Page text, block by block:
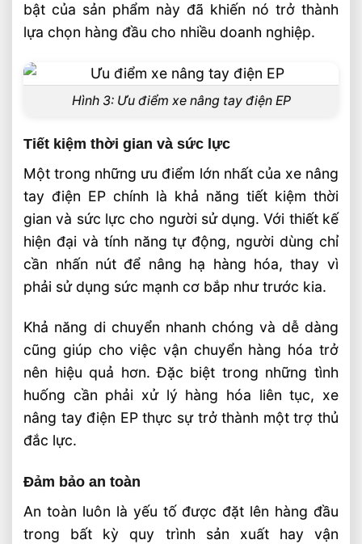
bật của sản phẩm này đã khiến nó trở thành
lựa chọn hàng đầu cho nhiều doanh nghiệp.
Hình 3: Ưu điểm xe nâng tay điện EP
Tiết kiệm thời gian và sức lực
Một trong những ưu điểm lớn nhất của xe nâng
tay điện EP chính là khả năng tiết kiệm thời
gian và sức lực cho người sử dụng. Với thiết kế
hiện đại và tính năng tự động, người dùng chỉ
cần nhấn nút để nâng hạ hàng hóa, thay vì
phải sử dụng sức mạnh cơ bắp như trước kia.
Khả năng di chuyển nhanh chóng và dễ dàng
cũng giúp cho việc vận chuyển hàng hóa trở
nên hiệu quả hơn. Đặc biệt trong những tình
huống cần phải xử lý hàng hóa liên tục, xe
nâng tay điện EP thực sự trở thành một trợ thủ
đắc lực.
Đảm bảo an toàn
An toàn luôn là yếu tố được đặt lên hàng đầu
trong bất kỳ quy trình sản xuất hay vận